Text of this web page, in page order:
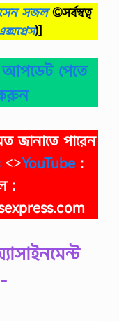
সজল©সর্বস্বত্ব
)]
পেতে
জানাতে পারেন
<>YouTube :
: